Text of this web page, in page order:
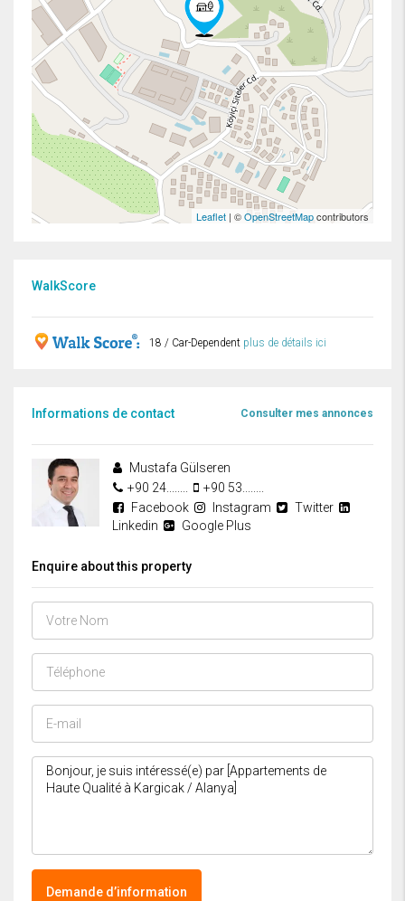
Leaflet | ©OpenStreetMapcontributors
WalkScore
18 / Car-Dependent plus de détails ici
Informations de contact Consulter mes annonces
Mustafa Gülseren
+90 24........
+90 53........
Facebook
Instagram
Twitter
Linkedin
Google Plus
Enquire about this property
Demande d’information